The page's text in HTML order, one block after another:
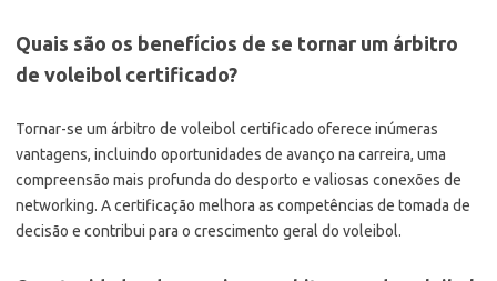
Quais são os benefícios de se tornar um árbitro
de voleibol certificado?
Tornar-se um árbitro de voleibol certificado oferece inúmeras
vantagens, incluindo oportunidades de avanço na carreira, uma
compreensão mais profunda do desporto e valiosas conexões de
networking. A certificação melhora as competências de tomada de
decisão e contribui para o crescimento geral do voleibol.